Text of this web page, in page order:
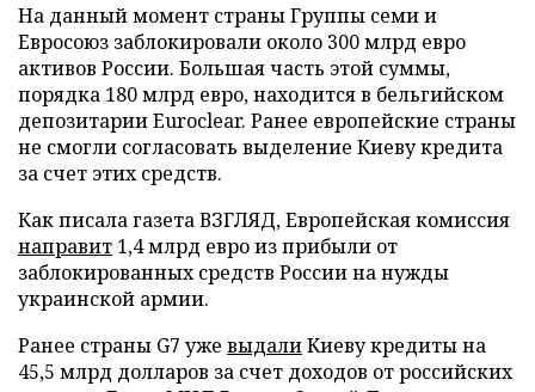
На данный момент страны Группы семи и
Евросоюз заблокировали около 300 млрд евро
активов России. Большая часть этой суммы,
порядка 180 млрд евро, находится в бельгийском
депозитарии Euroclear. Ранее европейские страны
не смогли согласовать выделение Киеву кредита
за счет этих средств.
Как писала газета ВЗГЛЯД, Европейская комиссия
направит 1,4 млрд евро из прибыли от
заблокированных средств России на нужды
украинской армии.
Ранее страны G7 уже выдалиКиеву кредиты на
45,5 млрд долларов за счет доходов от российских